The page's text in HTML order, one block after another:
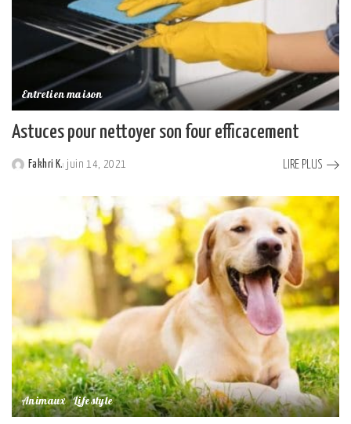
Entretien maison
Astuces pour nettoyer son four efficacement
Fakhri K. juin 14, 2021 LIRE PLUS
Animaux Lifestyle